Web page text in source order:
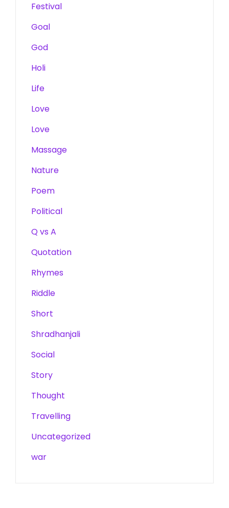
Festival
Goal
God
Holi
Life
Love
Love
Massage
Nature
Poem
Political
Q vs A
Quotation
Rhymes
Riddle
Short
Shradhanjali
Social
Story
Thought
Travelling
Uncategorized
war